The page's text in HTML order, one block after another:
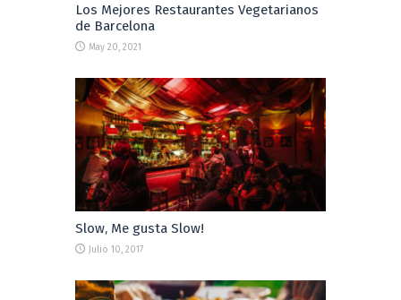
Los Mejores Restaurantes Vegetarianos
de Barcelona
May 20, 2021
Slow, Me gusta Slow!
Julio 10, 2017